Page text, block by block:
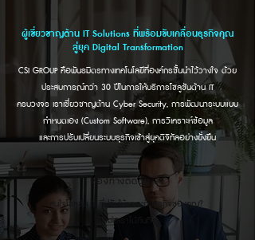
ผู้เชี่ยวชาญด้าน IT Solutions ที่พร้อมขับเคลื่อนธุรกิจคุณ
สู่ยุค Digital Transformation
CSI GROUP คือพันธมิตรทางเทคโนโลยีที่องค์กรชั้นนำไว้วางใจ ด้วย
ประสบการณ์กว่า 30 ปีในการให้บริการโซลูชันด้าน IT
ครบวงจร เราเชี่ยวชาญด้าน Cyber Security, การพัฒนาระบบแบบ
กำหนดเอง (Custom Software), การวิเคราะห์ข้อมูล
และการปรับเปลี่ยนระบบธุรกิจเข้าสู่ยุคดิจิทัลอย่างยั่งยืน
ช่องทางติดต่อเรา
สนใจโซลูชัน IT ที่ปรับให้เหมาะกับธุรกิจของคุณ?
ติดต่อเราได้ทันที :